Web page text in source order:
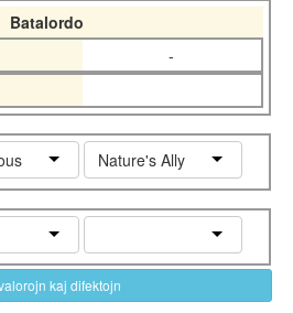
Batalordo
-
Nature's Ally
kaj difektojn